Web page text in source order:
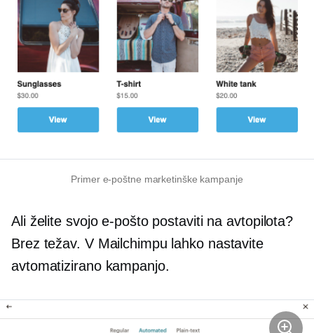
Primer e-poštne marketinške kampanje
Ali želite svojo e-pošto postaviti na avtopilota?
Brez težav. V Mailchimpu lahko nastavite
avtomatizirano kampanjo.